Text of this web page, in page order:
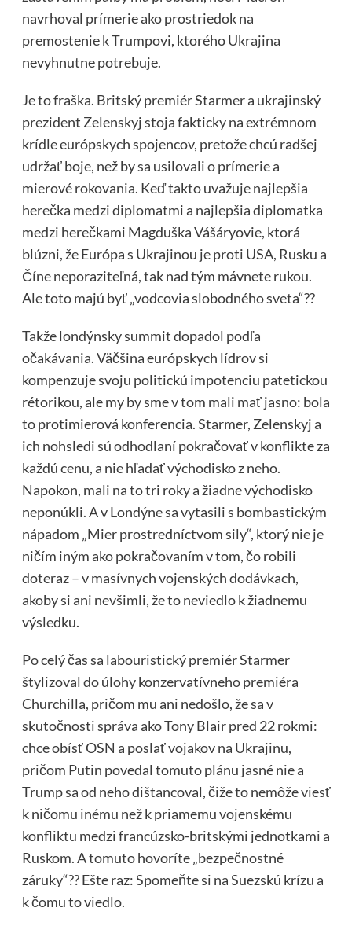
navrhoval prímerie ako prostriedok na
premostenie k Trumpovi, ktorého Ukrajina
nevyhnutne potrebuje.
Je to fraška. Britský premiér Starmer a ukrajinský
prezident Zelenskyj stoja fakticky na extrémnom
krídle európskych spojencov, pretože chcú radšej
udržať boje, než by sa usilovali o prímerie a
mierové rokovania. Keď takto uvažuje najlepšia
herečka medzi diplomatmi a najlepšia diplomatka
medzi herečkami Magduška Vášáryovie, ktorá
blúzni, že Európa s Ukrajinou je proti USA, Rusku a
Číne neporaziteľná, tak nad tým mávnete rukou.
Ale toto majú byť „vodcovia slobodného sveta“??
Takže londýnsky summit dopadol podľa
očakávania. Väčšina európskych lídrov si
kompenzuje svoju politickú impotenciu patetickou
rétorikou, ale my by sme v tom mali mať jasno: bola
to protimierová konferencia. Starmer, Zelenskyj a
ich nohsledi sú odhodlaní pokračovať v konflikte za
každú cenu, a nie hľadať východisko z neho.
Napokon, mali na to tri roky a žiadne východisko
neponúkli. A v Londýne sa vytasili s bombastickým
nápadom „Mier prostredníctvom sily“, ktorý nie je
ničím iným ako pokračovaním v tom, čo robili
doteraz – v masívnych vojenských dodávkach,
akoby si ani nevšimli, že to neviedlo k žiadnemu
výsledku.
Po celý čas sa labouristický premiér Starmer
štylizoval do úlohy konzervatívneho premiéra
Churchilla, pričom mu ani nedošlo, že sa v
skutočnosti správa ako Tony Blair pred 22 rokmi:
chce obísť OSN a poslať vojakov na Ukrajinu,
pričom Putin povedal tomuto plánu jasné nie a
Trump sa od neho dištancoval, čiže to nemôže viesť
k ničomu inému než k priamemu vojenskému
konfliktu medzi francúzsko-britskými jednotkami a
Ruskom. A tomuto hovoríte „bezpečnostné
záruky“?? Ešte raz: Spomeňte si na Suezskú krízu a
k čomu to viedlo.